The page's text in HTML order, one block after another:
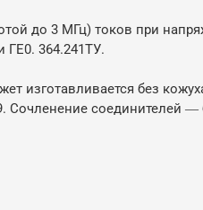
до 3 МГц) токов при
ГЕ0. 364.241ТУ.
изготавливается без
соединителей ―